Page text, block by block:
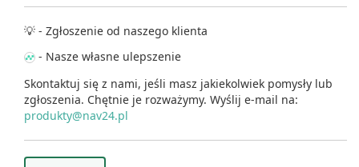
💡 - Zgłoszenie od naszego klienta
- Nasze własne ulepszenie
Skontaktuj się z nami, jeśli masz jakiekolwiek pomysły lub
zgłoszenia. Chętnie je rozważymy. Wyślij e-mail na:
produkty@nav24.pl